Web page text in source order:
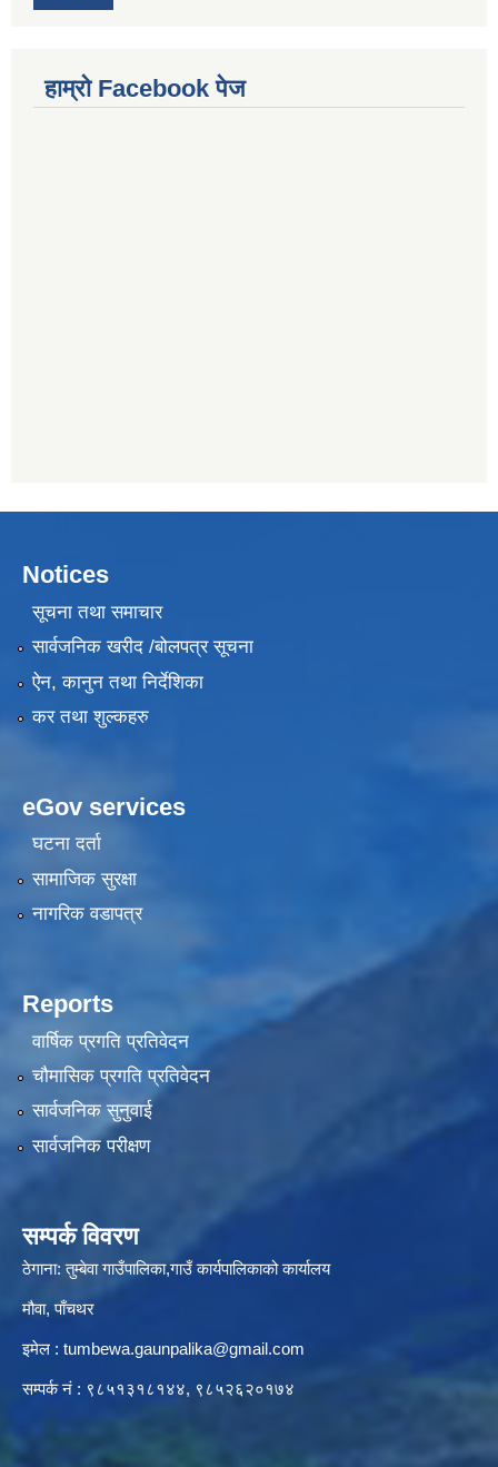
हाम्राे Facebook पेज
Notices
सूचना तथा समाचार
सार्वजनिक खरीद /बोलपत्र सूचना
ऐन, कानुन तथा निर्देशिका
कर तथा शुल्कहरु
eGov services
घटना दर्ता
सामाजिक सुरक्षा
नागरिक वडापत्र
Reports
वार्षिक प्रगति प्रतिवेदन
चौमासिक प्रगति प्रतिवेदन
सार्वजनिक सुनुवाई
सार्वजनिक परीक्षण
सम्पर्क विवरण
ठेगाना: तुम्बेवा गाउँपालिका,गाउँ कार्यपालिकाको कार्यालय
मौवा, पाँचथर
इमेल : tumbewa.gaunpalika@gmail.com
सम्पर्क नं : ९८५१३१८१४४, ९८५२६२०१७४